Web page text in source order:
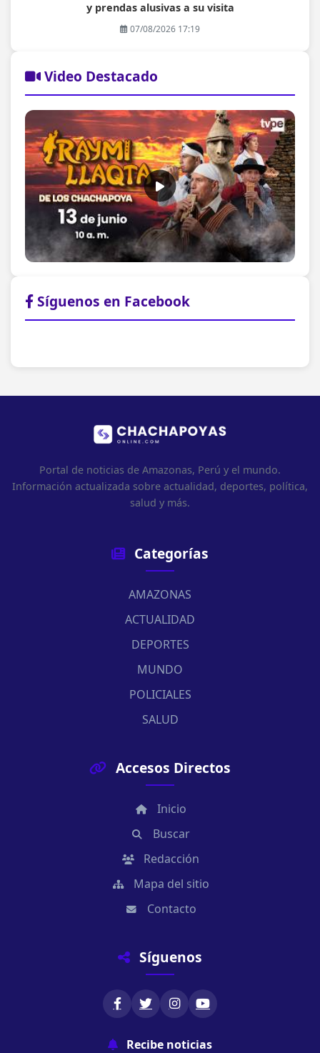
y prendas alusivas a su visita
07/08/2026 17:19
Video Destacado
Síguenos en Facebook
Portal de noticias de Amazonas, Perú y el mundo.
Información actualizada sobre actualidad, deportes, política,
salud y más.
Categorías
AMAZONAS
ACTUALIDAD
DEPORTES
MUNDO
POLICIALES
SALUD
Accesos Directos
Inicio
Buscar
Redacción
Mapa del sitio
Contacto
Síguenos
Recibe noticias